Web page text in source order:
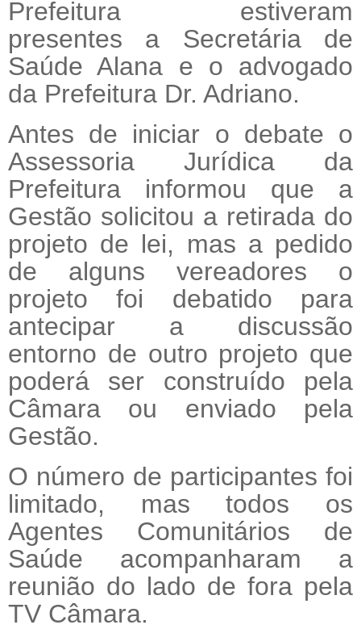
Prefeitura estiveram
presentes a Secretária de
Saúde Alana e o advogado
da Prefeitura Dr. Adriano.
Antes de iniciar o debate o
Assessoria Jurídica da
Prefeitura informou que a
Gestão solicitou a retirada do
projeto de lei, mas a pedido
de alguns vereadores o
projeto foi debatido para
antecipar a discussão
entorno de outro projeto que
poderá ser construído pela
Câmara ou enviado pela
Gestão.
O número de participantes foi
limitado, mas todos os
Agentes Comunitários de
Saúde acompanharam a
reunião do lado de fora pela
TV Câmara.